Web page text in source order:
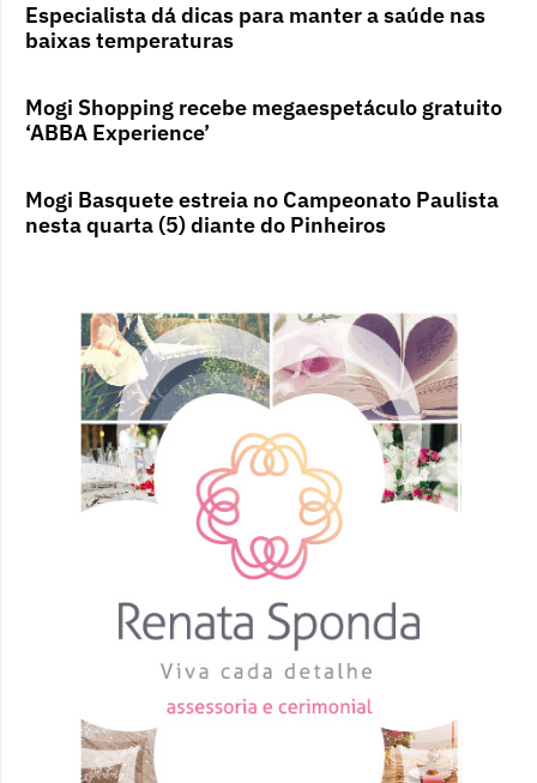
Especialista dá dicas para manter a saúde nas
baixas temperaturas
Mogi Shopping recebe megaespetáculo gratuito
‘ABBA Experience’
Mogi Basquete estreia no Campeonato Paulista
nesta quarta (5) diante do Pinheiros